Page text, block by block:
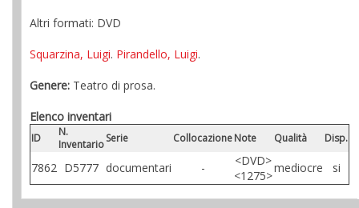
Altri formati: DVD
Squarzina, Luigi. Pirandello, Luigi.
Genere: Teatro di prosa.
Elenco inventari
ID
N.
InventarioSerie CollocazioneNote Qualità Disp.
7862 D5777 documentari -
<DVD>
<1275>
mediocre si